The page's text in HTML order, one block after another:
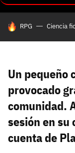
HOY SE HABLA DE
RPG Ciencia
Un pequeño
provocado
comunidad.
sesión en su
cuenta deSe